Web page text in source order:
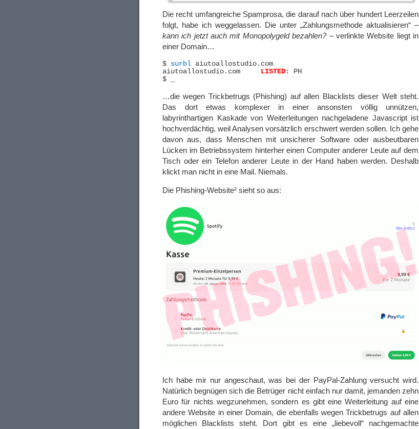
Die recht umfangreiche Spamprosa, die darauf nach über hundert Leerzeilen
folgt, habe ich weggelassen. Die unter „Zahlungsmethode aktualisieren“ –
kann ich jetzt auch mit Monopolygeld bezahlen?– verlinkte Website liegt in
einer Domain…
$ surbl aiutoallostudio.com
LISTED:
PH
…die wegen Trickbetrugs (Phishing) auf allen Blacklists dieser Welt steht.
Das dort etwas komplexer in einer ansonsten völlig unnützen,
labyrinthartigen Kaskade von Weiterleitungen nachgeladene Javascript ist
hochverdächtig, weil Analysen vorsätzlich erschwert werden sollen. Ich gehe
davon aus, dass Menschen mit unsicherer Software oder ausbeutbaren
Lücken im Betriebssystem hinterher einen Computer anderer Leute auf dem
Tisch oder ein Telefon anderer Leute in der Hand haben werden. Deshalb
klickt man nicht in eine Mail. Niemals.
Die Phishing-Website² sieht so aus:
Ich habe mir nur angeschaut, was bei der PayPal-Zahlung versucht wird.
Natürlich begnügen sich die Betrüger nicht einfach nur damit, jemanden zehn
Euro für nichts wegzunehmen, sondern es gibt eine Weiterleitung auf eine
andere Website in einer Domain, die ebenfalls wegen Trickbetrugs auf allen
möglichen Blacklists steht. Dort gibt es eine „liebevoll“ nachgemachte